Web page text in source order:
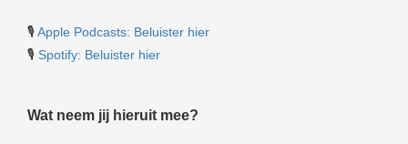
🎙Apple Podcasts: Beluister hier
🎙 Spotify: Beluister hier
Wat neem jij hieruit mee?